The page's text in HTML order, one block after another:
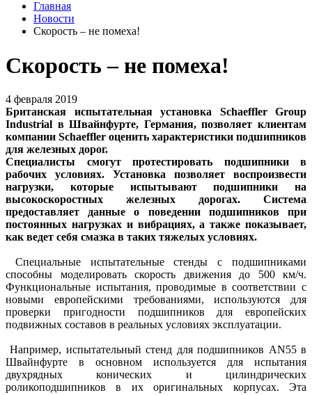
Главная
Новости
Скорость – не помеха!
Скорость – не помеха!
4 февраля 2019
Британская испытательная установка Schaeffler Group
Industrial в Швайнфурте, Германия, позволяет клиентам
компании Schaeffler оценить характеристики подшипников
для железных дорог.
Специалисты смогут протестировать подшипники в
рабочих условиях. Установка позволяет воспроизвести
нагрузки, которые испытывают подшипники на
высокоскоростных железных дорогах. Система
предоставляет данные о поведении подшипников при
постоянных нагрузках и вибрациях, а также показывает,
как ведет себя смазка в таких тяжелых условиях.
Специальные испытательные стенды с подшипниками
способны моделировать скорость движения до 500 км/ч.
Функциональные испытания, проводимые в соответствии с
новыми европейскими требованиями, используются для
проверки пригодности подшипников для европейских
подвижных составов в реальных условиях эксплуатации.
Например, испытательный стенд для подшипников AN55 в
Швайнфурте в основном используется для испытания
двухрядных конических и цилиндрических
роликоподшипников в их оригинальных корпусах. Эта